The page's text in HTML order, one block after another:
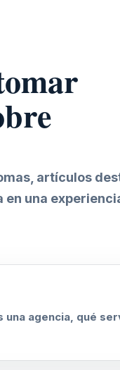
artículos
una
una agencia, qué